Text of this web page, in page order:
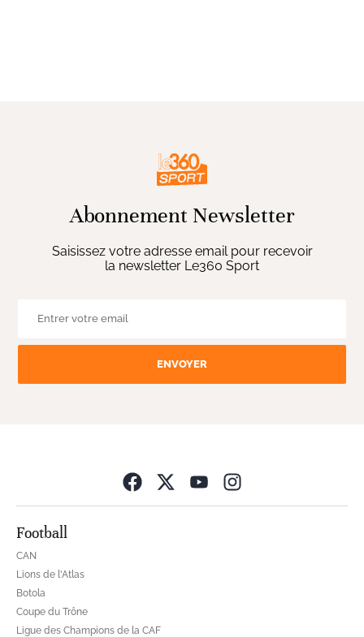
Abonnement Newsletter
Saisissez votre adresse email pour recevoir
la newsletter Le360 Sport
ENVOYER
Football
CAN
Lions de l'Atlas
Botola
Coupe du Trône
Ligue des Champions de la CAF